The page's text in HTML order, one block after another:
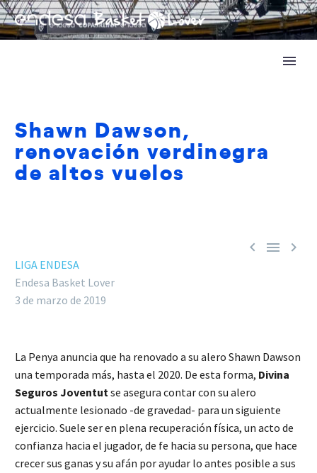
Shawn Dawson,
renovación verdinegra
de altos vuelos
  
LIGA ENDESA
Endesa Basket Lover
3 de marzo de 2019
La Penya anuncia que ha renovado a su alero Shawn Dawson
una temporada más, hasta el 2020. De esta forma, Divina
Seguros Joventutse asegura contar con su alero
actualmente lesionado -de gravedad- para un siguiente
ejercicio. Suele ser en plena recuperación física, un acto de
confianza hacia el jugador, de fe hacia su persona, que hace
crecer sus ganas y su afán por ayudar lo antes posible a sus